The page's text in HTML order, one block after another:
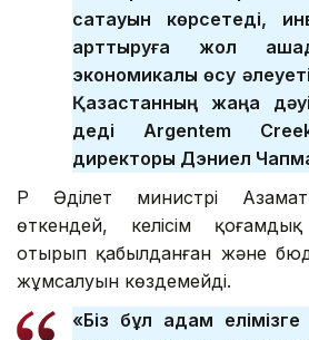
сақтауын көрсетеді,
арттыруға жол
экономикалық өсу
Қазақстанның жаңа
деді Argentem
директоры Дэниел
ҚР Әділет министрі
өткендей, келісім
отырып қабылданған және
жұмсалуын көздемейді.
«Біз бұл қадам